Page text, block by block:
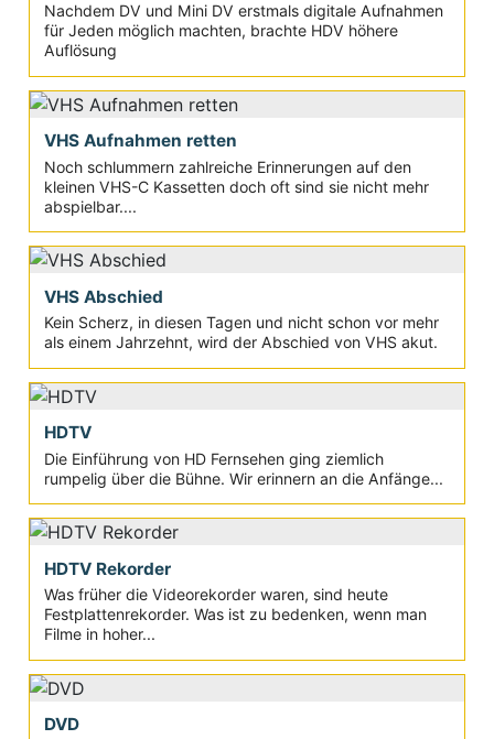
Nachdem DV und Mini DV erstmals digitale Aufnahmen
für Jeden möglich machten, brachte HDV höhere
Auflösung
VHS Aufnahmen retten
Noch schlummern zahlreiche Erinnerungen auf den
kleinen VHS-C Kassetten doch oft sind sie nicht mehr
abspielbar....
VHS Abschied
Kein Scherz, in diesen Tagen und nicht schon vor mehr
als einem Jahrzehnt, wird der Abschied von VHS akut.
HDTV
Die Einführung von HD Fernsehen ging ziemlich
rumpelig über die Bühne. Wir erinnern an die Anfänge...
HDTV Rekorder
Was früher die Videorekorder waren, sind heute
Festplattenrekorder. Was ist zu bedenken, wenn man
Filme in hoher...
DVD